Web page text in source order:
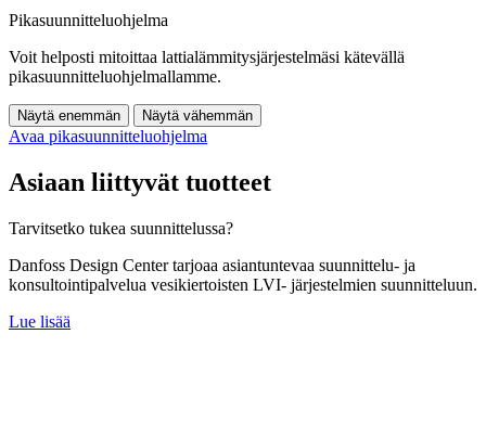
Pikasuunnitteluohjelma
Voit helposti mitoittaa lattialämmitysjärjestelmäsi kätevällä
pikasuunnitteluohjelmallamme.
Näytä enemmän Näytä vähemmän
Avaa pikasuunnitteluohjelma
Asiaan liittyvät tuotteet
Tarvitsetko tukea suunnittelussa?
Danfoss Design Center tarjoaa asiantuntevaa suunnittelu- ja
konsultointipalvelua vesikiertoisten LVI- järjestelmien suunnitteluun.
Lue lisää